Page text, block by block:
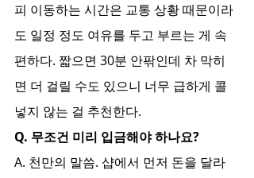
피 이동하는 시간은 교통 상황 때문이라
도 일정 정도 여유를 두고 부르는 게 속
편하다. 짧으면 30분 안팎인데 차 막히
면 더 걸릴 수도 있으니 너무 급하게 콜
넣지 않는 걸 추천한다.
Q. 무조건 미리 입금해야 하나요?
A. 천만의 말씀. 샵에서 먼저 돈을 달라